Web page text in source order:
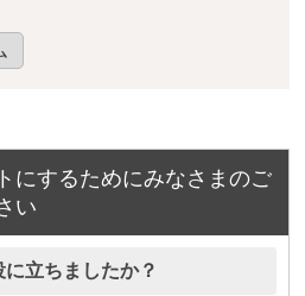
にするためにみなさまのご
い
立ちましたか？